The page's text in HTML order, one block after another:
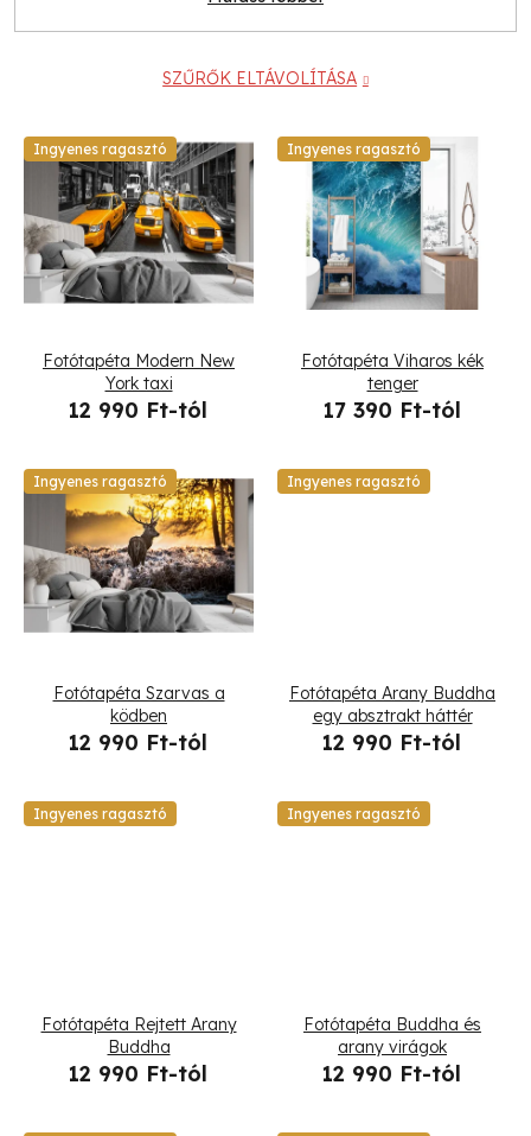
SZŰRŐK ELTÁVOLÍTÁSA
T
e
r
m
k
s
a
Ingyenes ragasztó
Fotótapéta Modern New
York taxi
12 990 Ft-tól
Ingyenes ragasztó
Fotótapéta Viharos kék
tenger
17 390 Ft-tól
Ingyenes ragasztó
Fotótapéta Szarvas a
ködben
12 990 Ft-tól
Ingyenes ragasztó
Fotótapéta Arany Buddha
egy absztrakt háttér
12 990 Ft-tól
Ingyenes ragasztó
Fotótapéta Rejtett Arany
Buddha
12 990 Ft-tól
Ingyenes ragasztó
Fotótapéta Buddha és
arany virágok
12 990 Ft-tól